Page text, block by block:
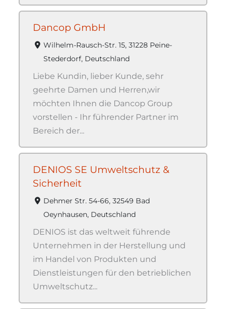
Dancop GmbH
Wilhelm-Rausch-Str. 15, 31228 Peine-
Stederdorf, Deutschland
Liebe Kundin, lieber Kunde, sehr
geehrte Damen und Herren,wir
möchten Ihnen die Dancop Group
vorstellen - Ihr führender Partner im
Bereich der...
DENIOS SE Umweltschutz &
Sicherheit
Dehmer Str. 54-66, 32549 Bad
Oeynhausen, Deutschland
DENIOS ist das weltweit führende
Unternehmen in der Herstellung und
im Handel von Produkten und
Dienstleistungen für den betrieblichen
Umweltschutz...